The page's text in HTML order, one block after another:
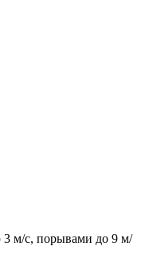
3 м/с, порывами до 9 м/